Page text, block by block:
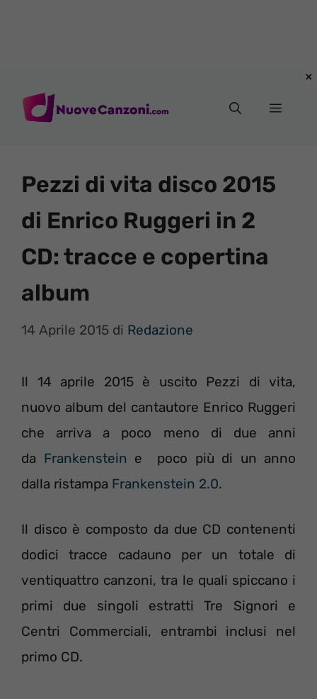
Menu
Pezzi di vita disco 2015
di Enrico Ruggeri in 2
CD: tracce e copertina
album
14 Aprile 2015 di Redazione
Il 14 aprile 2015 è uscito Pezzi di vita,
nuovo album del cantautore Enrico Ruggeri
che arriva a poco meno di due anni
da Frankenstein e poco più di un anno
dalla ristampa Frankenstein 2.0.
Il disco è composto da due CD contenenti
dodici tracce cadauno per un totale di
ventiquattro canzoni, tra le quali spiccano i
primi due singoli estratti Tre Signori e
Centri Commerciali, entrambi inclusi nel
primo CD.